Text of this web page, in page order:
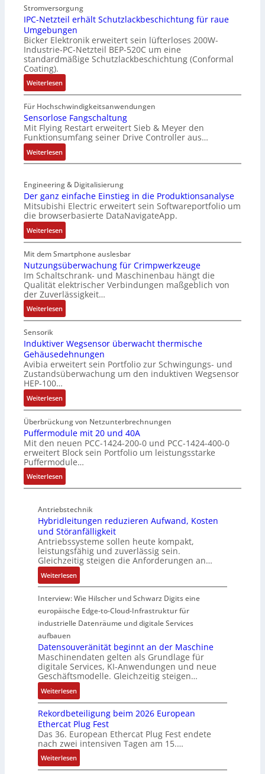
e
l
o
s
e
M
u
l
t
i
t
u
r
n
-
i
t
E
n
c
o
d
e
r
r
b
e
s
s
e
r
t
e
L
a
e
r
t
i
a
n
g
u
l
a
t
i
o
n
Stromversorgung
IPC-Netzteil erhält Schutzlackbeschichtung für raue
Umgebungen
Bicker Elektronik erweitert sein lüfterloses 200W-
Industrie-PC-Netzteil BEP-520C um eine
standardmäßige Schutzlackbeschichtung (Conformal
Coating).
Weiterlesen:
I
P
C
N
t
t
e
i
l
e
r
h
ä
l
S
c
h
t
z
l
a
k
b
e
s
c
h
i
c
h
u
n
g
f
ü
r
r
a
u
e
U
m
g
e
b
u
n
g
e
n
Für Hochschwindigkeitsanwendungen
Sensorlose Fangschaltung
Mit Flying Restart erweitert Sieb & Meyer den
Funktionsumfang seiner Drive Controller aus…
Weiterlesen:
S
n
s
o
r
l
o
s
e
F
a
n
g
s
h
a
l
t
u
n
g
Engineering & Digitalisierung
Der ganz einfache Einstieg in die Produktionsanalyse
Mitsubishi Electric erweitert sein Softwareportfolio um
die browserbasierte DataNavigateApp.
Weiterlesen:
D
e
r
g
a
n
z
e
n
f
a
c
h
e
E
i
n
s
t
i
e
g
n
d
i
e
P
r
o
d
u
k
t
i
o
n
s
a
n
a
l
y
s
e
Mit dem Smartphone auslesbar
Nutzungsüberwachung für Crimpwerkzeuge
Im Schaltschrank- und Maschinenbau hängt die
Qualität elektrischer Verbindungen maßgeblich von
der Zuverlässigkeit…
Weiterlesen:
N
t
z
u
n
s
ü
b
e
r
w
a
c
h
n
g
f
ü
r
C
r
i
m
p
w
e
r
k
z
e
u
g
e
Sensorik
Induktiver Wegsensor überwacht thermische
Gehäusedehnungen
Avibia erweitert sein Portfolio zur Schwingungs- und
Zustandsüberwachung um den induktiven Wegsensor
HEP-100…
Weiterlesen:
I
n
d
u
k
t
i
v
r
W
e
g
s
e
n
s
o
r
ü
b
e
r
w
a
c
h
t
t
h
e
r
m
Überbrückung von Netzunterbrechnungen
Puffermodule mit 20 und 40A
Mit den neuen PCC-1424-200-0 und PCC-1424-400-0
erweitert Block sein Portfolio um leistungsstarke
Puffermodule…
Weiterlesen:
P
f
f
e
r
m
o
d
u
l
e
m
i
t
2
0
u
n
d
4
0
A
Antriebstechnik
Hybridleitungen reduzieren Aufwand, Kosten
und Störanfälligkeit
Antriebssysteme sollen heute kompakt,
leistungsfähig und zuverlässig sein.
Gleichzeitig steigen die Anforderungen an…
Weiterlesen:
H
y
b
r
l
e
i
u
n
g
e
n
e
Interview: Wie Hilscher und Schwarz Digits eine
europäische Edge-to-Cloud-Infrastruktur für
industrielle Datenräume und digitale Services
aufbauen
Datensouveränität beginnt an der Maschine
Maschinendaten gelten als Grundlage für
digitale Services, KI-Anwendungen und neue
Geschäftsmodelle. Gleichzeitig steigen…
Weiterlesen:
D
a
t
e
n
s
o
Rekordbeteiligung beim 2026 European
Ethercat Plug Fest
Das 36. European Ethercat Plug Fest endete
nach zwei intensiven Tagen am 15.…
Weiterlesen:
R